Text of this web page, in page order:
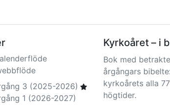
3 (2025-2026)
1 (2026-2027)
Kyrkoåret – i
Bok med
årgångars
kyrkoårets alla
högtider.